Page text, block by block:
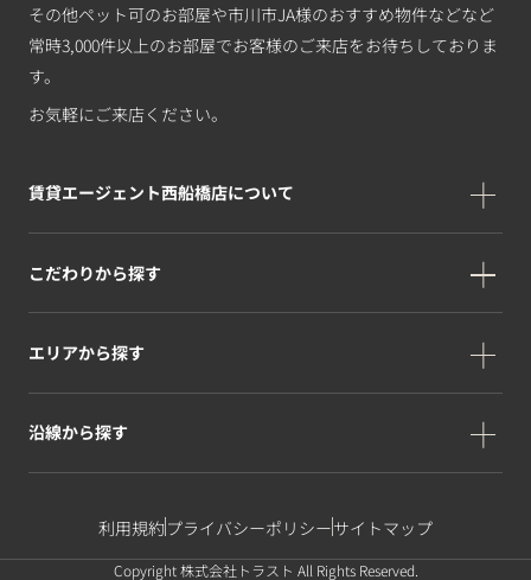
その他ペット可のお部屋や市川市JA様のおすすめ物件などなど
常時3,000件以上のお部屋でお客様のご来店をお待ちしておりま
す。
お気軽にご来店ください。
賃貸エージェント西船橋店について
こだわりから探す
エリアから探す
沿線から探す
利用規約プライバシーポリシーサイトマップ
Copyright 株式会社トラスト All Rights Reserved.